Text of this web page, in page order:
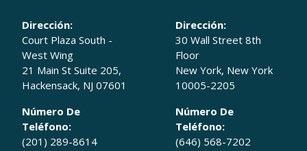
Dirección:
Court Plaza South -
West Wing
21 Main St Suite 205,
Hackensack, NJ 07601
Número De
Teléfono:
(201) 289-8614
Dirección:
30 Wall Street 8th
Floor
New York, New York
10005-2205
Número De
Teléfono:
(646) 568-7202